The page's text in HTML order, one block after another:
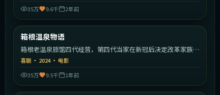
35万
9.6千 2年前
热门
箱根温泉物语
箱根老温泉旅馆四代经营，第四代当家在新冠后决定改革家族传
统。
喜剧 · 2024· 电影
35万
9.5千 1年前